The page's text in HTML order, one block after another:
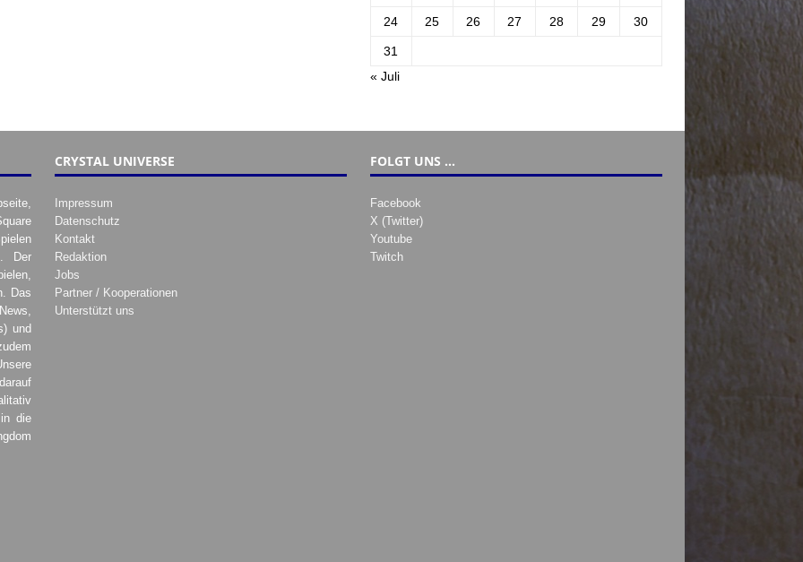
24 25 26 27 28 29 30
31
« Juli
Der
Das
und
die
CRYSTAL UNIVERSE
Impressum
Datenschutz
Kontakt
Redaktion
Jobs
Partner / Kooperationen
Unterstützt uns
FOLGT UNS …
Facebook
X (Twitter)
Youtube
Twitch